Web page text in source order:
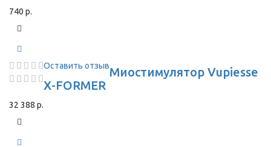
740 р.
Оставить отзывМиостимулятор Vupiesse
X-FORMER
32 388 р.